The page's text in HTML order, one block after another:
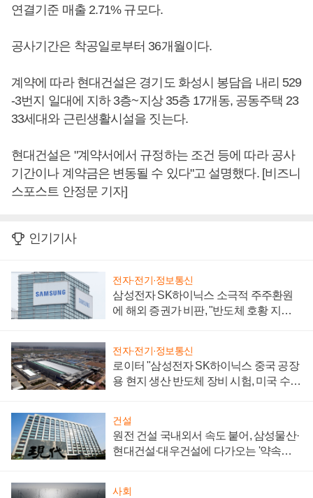
연결기준 매출 2.71% 규모다.
공사기간은 착공일로부터 36개월이다.
계약에 따라 현대건설은 경기도 화성시 봉담읍 내리 529
-3번지 일대에 지하 3층~지상 35층 17개동, 공동주택 23
33세대와 근린생활시설을 짓는다.
현대건설은 "계약서에서 규정하는 조건 등에 따라 공사
기간이나 계약금은 변동될 수 있다"고 설명했다. [비즈니
스포스트 안정문 기자]
인기기사
전자·전기·정보통신
삼성전자 SK하이닉스 소극적 주주환원
에 해외 증권가 비판, "반도체 호황 지속
전자·전기·정보통신
로이터 "삼성전자 SK하이닉스 중국 공장
용 현지 생산 반도체 장비 시험, 미국 수출
건설
원전 건설 국내외서 속도 붙어, 삼성물산·
현대건설·대우건설에 다가오는 '약속의
사회